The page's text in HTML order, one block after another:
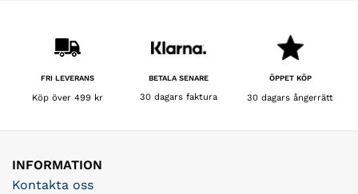
FRI LEVERANS
Köp över 499 kr
BETALA SENARE
30 dagars faktura
ÖPPET KÖP
30 dagars ångerrätt
INFORMATION
Kontakta oss